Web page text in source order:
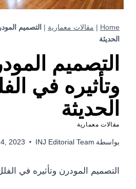
Home
| مقالات معمارية | التصميم
الحديثة
التصميم
وتأثيره في
الحديثة
مقالات معمارية
بواسطة INJ Editorial Team
2023
التصميم المودرن وتأثيره في